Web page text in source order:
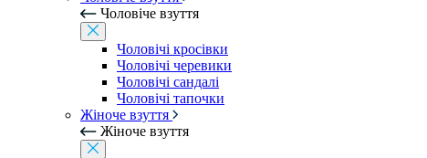
Чоловіче взуття
Чоловічі кросівки
Чоловічі черевики
Чоловічі сандалі
Чоловічі тапочки
Жіноче взуття
Жіноче взуття